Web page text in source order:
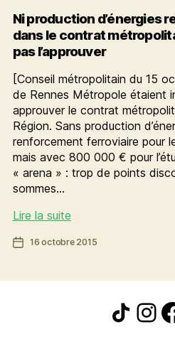
Ni production d’énergies
dans le contrat
pas l’approuver
[Conseil métropolitain du 15
de Rennes Métropole étaient
approuver le contrat
Région. Sans production
renforcement ferroviaire pour
mais avec 800 000 € pour
« arena » : trop de points
sommes…
Lire la suiteNi
d’énergies
Date16 octobre 2015
Icône de